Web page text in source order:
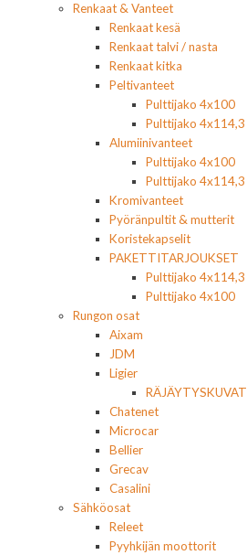
Renkaat & Vanteet
Renkaat kesä
Renkaat talvi / nasta
Renkaat kitka
Peltivanteet
Pulttijako 4x100
Pulttijako 4x114,3
Alumiinivanteet
Pulttijako 4x100
Pulttijako 4x114,3
Kromivanteet
Pyöränpultit & mutterit
Koristekapselit
PAKETTITARJOUKSET
Pulttijako 4x114,3
Pulttijako 4x100
Rungon osat
Aixam
JDM
Ligier
RÄJÄYTYSKUVAT
Chatenet
Microcar
Bellier
Grecav
Casalini
Sähköosat
Releet
Pyyhkijän moottorit